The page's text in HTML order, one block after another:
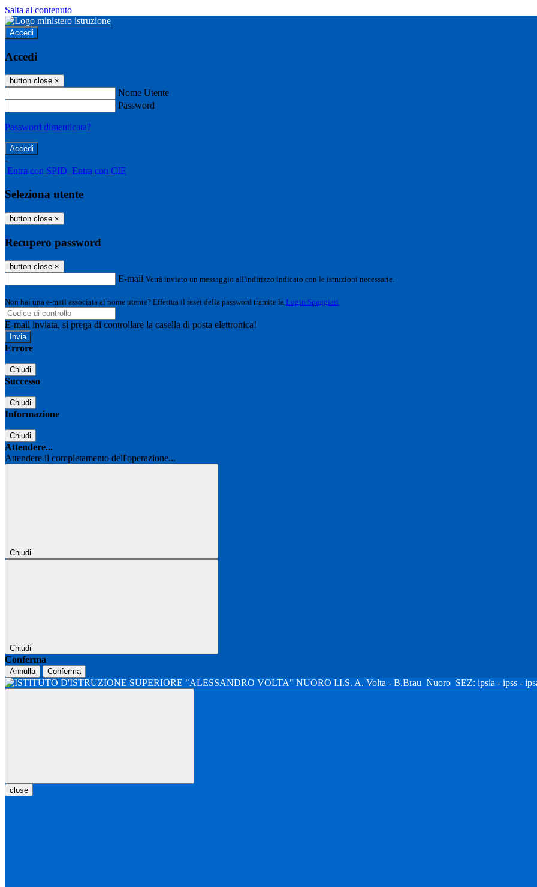
Salta al contenuto
Accedi
Accedi
button close ×
Nome Utente
Password
Password dimenticata?
-
Entra con SPID Entra con CIE
Seleziona utente
button close ×
Recupero password
button close ×
E-mail Verrà inviato un messaggio all'indirizzo indicato con le istruzioni necessarie.
Non hai una e-mail associata al nome utente? Effettua il reset della password tramite la Login Spaggiari
E-mail inviata, si prega di controllare la casella di posta elettronica!
Errore
Chiudi
Successo
Chiudi
Informazione
Chiudi
Attendere...
Attendere il completamento dell'operazione...
Chiudi
Chiudi
Conferma
Annulla Conferma
I.I.S. A. Volta - B.Brau Nuoro SEZ: ipsia - ipss -
close